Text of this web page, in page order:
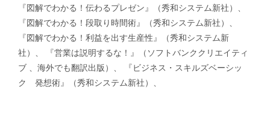
『図解でわかる！伝わるプレゼン』（秀和システム新社）、
『図解でわかる！段取り時間術』（秀和システム新社）、
『図解でわかる！利益を出す生産性』（秀和システム新
社）、 『営業は説明するな！』（ソフトバンククリエイティ
ブ 、海外でも翻訳出版）、 『ビジネス・スキルズベーシッ
ク 発想術』（秀和システム新社）、